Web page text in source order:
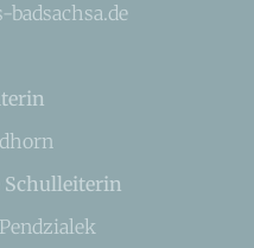
Schulleiterin